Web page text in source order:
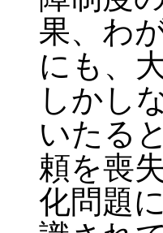
果、わ
にも、
しかし
いたる
頼を喪
化問題